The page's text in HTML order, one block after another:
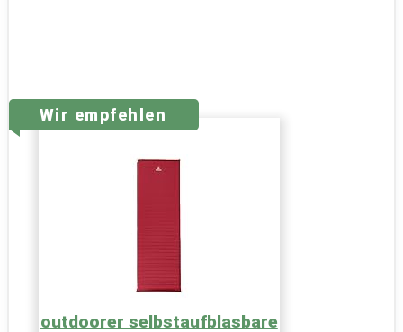
Wir empfehlen
outdoorer selbstaufblasbare